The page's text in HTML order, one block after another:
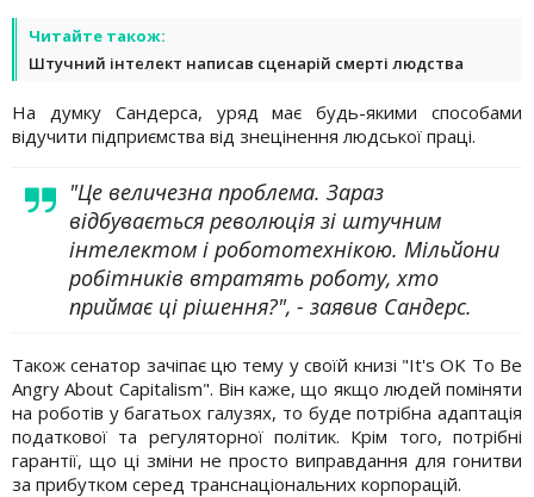
Читайте також:
Штучний інтелект написав сценарій смерті людства
На думку Сандерса, уряд має будь-якими способами
відучити підприємства від знецінення людської праці.
"Це величезна проблема. Зараз
відбувається революція зі штучним
інтелектом і робототехнікою. Мільйони
робітників втратять роботу, хто
приймає ці рішення?", - заявив Сандерс.
Також сенатор зачіпає цю тему у своїй книзі "It's OK To Be
Angry About Capitalism". Він каже, що якщо людей поміняти
на роботів у багатьох галузях, то буде потрібна адаптація
податкової та регуляторної політик. Крім того, потрібні
гарантії, що ці зміни не просто виправдання для гонитви
за прибутком серед транснаціональних корпорацій.